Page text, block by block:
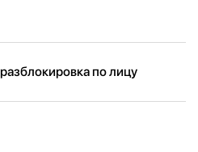
разблокировка по лицу